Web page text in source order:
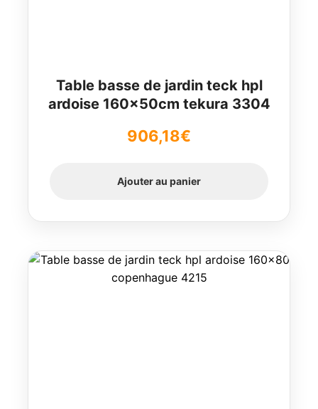
Table basse de jardin teck hpl
ardoise 160x50cm tekura 3304
906,18€
Ajouter au panier